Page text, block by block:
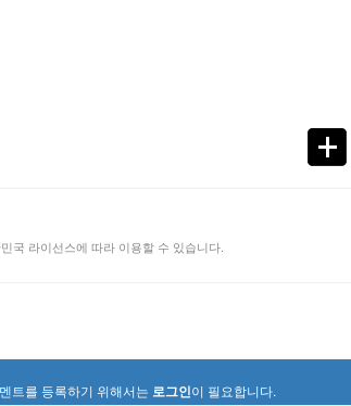
국 라이선스에 따라 이용할 수 있습니다.
트를 등록하기 위해서는 로그인이 필요합니다.